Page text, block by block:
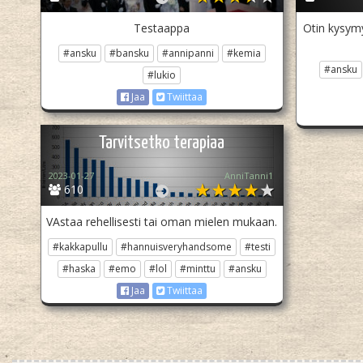
Testaappa
#ansku #bansku #annipanni
#kemia
#lukio
Jaa
Twiittaa
Otin
#ansku
Tarvitsetko terapiaa
610
2023-01-27 AnniTanni1
VAstaa rehellisesti tai oman mielen mukaan.
#kakkapullu #hannuisveryhandsome
#testi
#haska
#emo #lol #minttu
#ansku
Jaa
Twiittaa